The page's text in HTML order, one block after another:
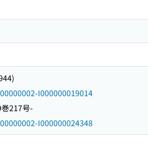
I000000019014
217号-
I000000024348